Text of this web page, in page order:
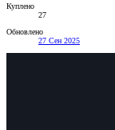
Куплено
27
Обновлено
27 Сен 2025